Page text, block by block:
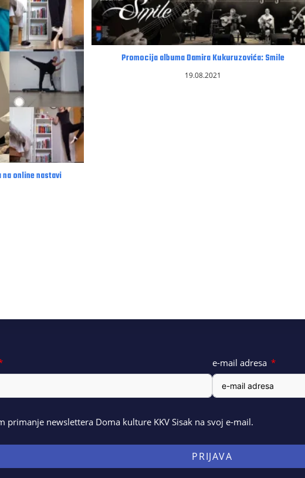
online nastavi
Promocija albuma Damira Kukuruzovića: Smile
19.08.2021
e-mail adresa
primanje newslettera Doma kulture KKV Sisak na svoj e-mail.
PRIJAVA